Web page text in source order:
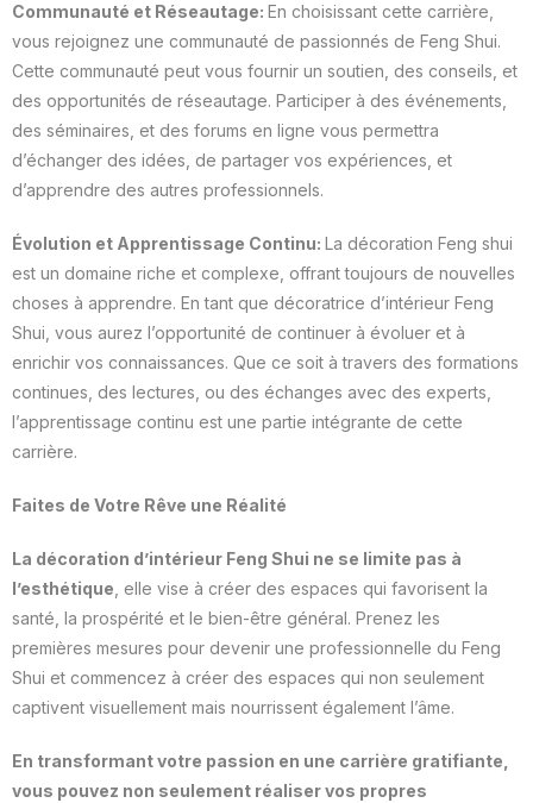
Communauté et Réseautage: En choisissant cette carrière,
vous rejoignez une communauté de passionnés de Feng Shui.
Cette communauté peut vous fournir un soutien, des conseils, et
des opportunités de réseautage. Participer à des événements,
des séminaires, et des forums en ligne vous permettra
d’échanger des idées, de partager vos expériences, et
d’apprendre des autres professionnels.
Évolution et Apprentissage Continu: La décoration Feng shui
est un domaine riche et complexe, offrant toujours de nouvelles
choses à apprendre. En tant que décoratrice d’intérieur Feng
Shui, vous aurez l’opportunité de continuer à évoluer et à
enrichir vos connaissances. Que ce soit à travers des formations
continues, des lectures, ou des échanges avec des experts,
l’apprentissage continu est une partie intégrante de cette
carrière.
Faites de Votre Rêve une Réalité
La décoration d’intérieur Feng Shui ne se limite pas à
l’esthétique , elle vise à créer des espaces qui favorisent la
santé, la prospérité et le bien-être général. Prenez les
premières mesures pour devenir une professionnelle du Feng
Shui et commencez à créer des espaces qui non seulement
captivent visuellement mais nourrissent également l’âme.
En transformant votre passion en une carrière gratifiante,
vous pouvez non seulement réaliser vos propres